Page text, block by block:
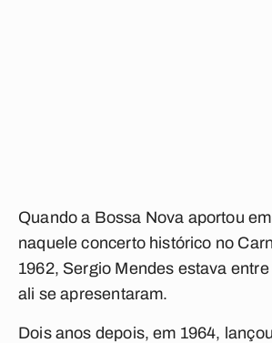
Quando a Bossa Nova aportou
naquele concerto histórico no
1962, Sergio Mendes estava
ali se apresentaram.
Dois anos depois, em 1964,